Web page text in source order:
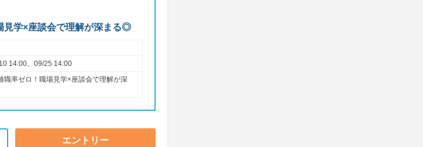
見学×座談会で理解が深まる◎
14:00、09/25 14:00
職率ゼロ！職場見学×座談会で理解が深
エントリー